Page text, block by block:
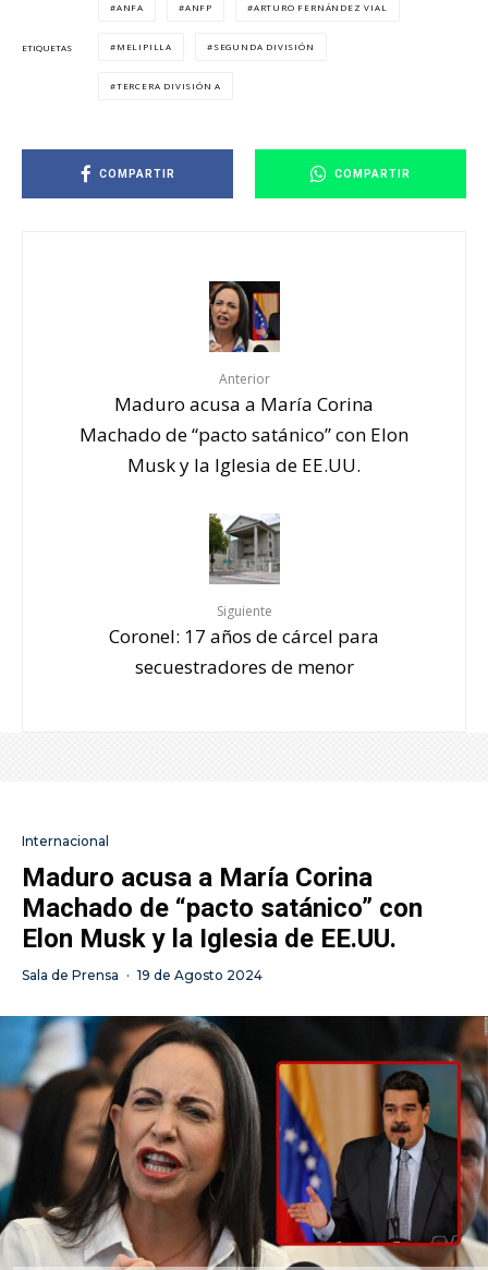
ETIQUETAS
ANFA ANFP ARTURO FERNÁNDEZ VIAL
MELIPILLA SEGUNDA DIVISIÓN
TERCERA DIVISIÓN A
COMPARTIR COMPARTIR
Anterior
Maduro acusa a María Corina
Machado de “pacto satánico” con Elon
Musk y la Iglesia de EE.UU.
Siguiente
Coronel: 17 años de cárcel para
secuestradores de menor
Internacional
Maduro acusa a María Corina
Machado de “pacto satánico” con
Elon Musk y la Iglesia de EE.UU.
Sala de Prensa · 19 de Agosto 2024